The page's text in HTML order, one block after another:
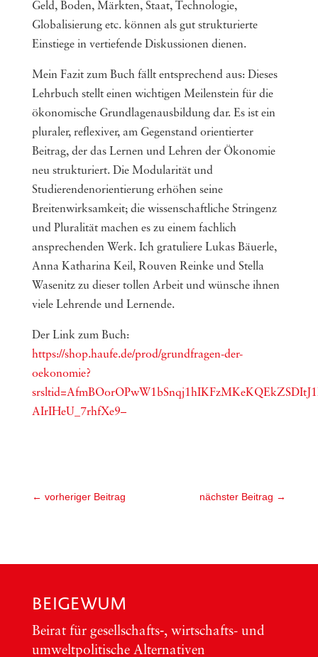
Geld, Boden, Märkten, Staat, Technologie,
Globalisierung etc. können als gut strukturierte
Einstiege in vertiefende Diskussionen dienen.
Mein Fazit zum Buch fällt entsprechend aus: Dieses
Lehrbuch stellt einen wichtigen Meilenstein für die
ökonomische Grundlagenausbildung dar. Es ist ein
pluraler, reflexiver, am Gegenstand orientierter
Beitrag, der das Lernen und Lehren der Ökonomie
neu strukturiert. Die Modularität und
Studierendenorientierung erhöhen seine
Breitenwirksamkeit; die wissenschaftliche Stringenz
und Pluralität machen es zu einem fachlich
ansprechenden Werk. Ich gratuliere Lukas Bäuerle,
Anna Katharina Keil, Rouven Reinke und Stella
Wasenitz zu dieser tollen Arbeit und wünsche ihnen
viele Lehrende und Lernende.
Der Link zum Buch:
https://shop.haufe.de/prod/grundfragen-der-
oekonomie?
AIrIHeU_7rhfXe9–
← vorheriger Beitrag nächster Beitrag →
BEIGEWUM
Bei­rat für gesellschafts‑, wirt­schafts- und
umwelt­po­li­ti­sche Alter­na­ti­ven